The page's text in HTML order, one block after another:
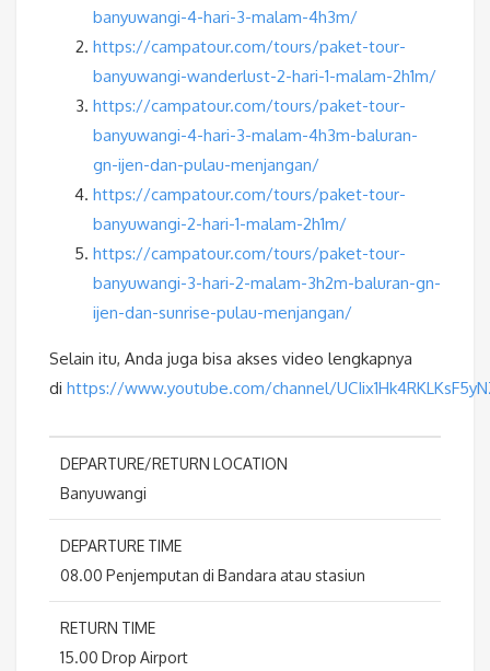
banyuwangi-4-hari-3-malam-4h3m/
https://campatour.com/tours/paket-tour-
banyuwangi-wanderlust-2-hari-1-malam-2h1m/
https://campatour.com/tours/paket-tour-
banyuwangi-4-hari-3-malam-4h3m-baluran-
gn-ijen-dan-pulau-menjangan/
https://campatour.com/tours/paket-tour-
banyuwangi-2-hari-1-malam-2h1m/
https://campatour.com/tours/paket-tour-
banyuwangi-3-hari-2-malam-3h2m-baluran-gn-
ijen-dan-sunrise-pulau-menjangan/
Selain itu, Anda juga bisa akses video lengkapnya
di https://www.youtube.com/channel/
DEPARTURE/RETURN LOCATION
Banyuwangi
DEPARTURE TIME
08.00 Penjemputan di Bandara atau stasiun
RETURN TIME
15.00 Drop Airport